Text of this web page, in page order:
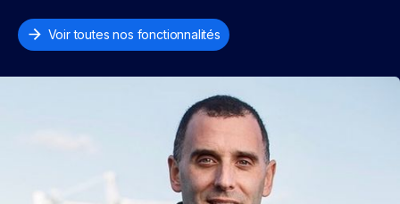
Voir toutes nos fonctionnalités